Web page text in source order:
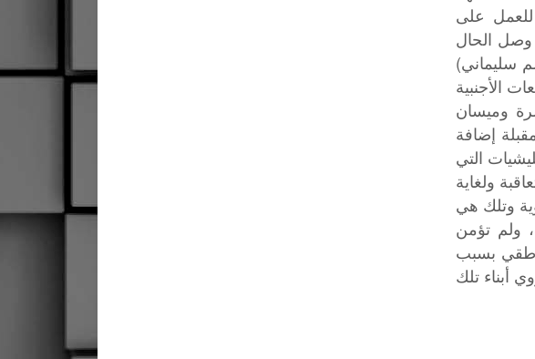
للعمل على
وصل الحال
سليماني)
الأجنبية
وميسان
إضافة
التي
ولغاية
وتلك هي
ولم تؤمن
بسبب
أبناء تلك